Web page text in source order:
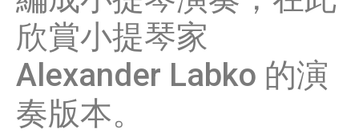
欣賞小提琴家
Alexander Labko 的演
奏版本。